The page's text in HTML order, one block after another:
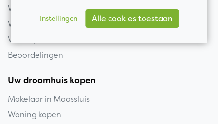
Woning verkopen
Wat is mijn huis waard?
Verkooptaxatie
Beoordelingen
Uw droomhuis kopen
Makelaar in Maassluis
Woning kopen
Instellingen Alle cookies toestaan